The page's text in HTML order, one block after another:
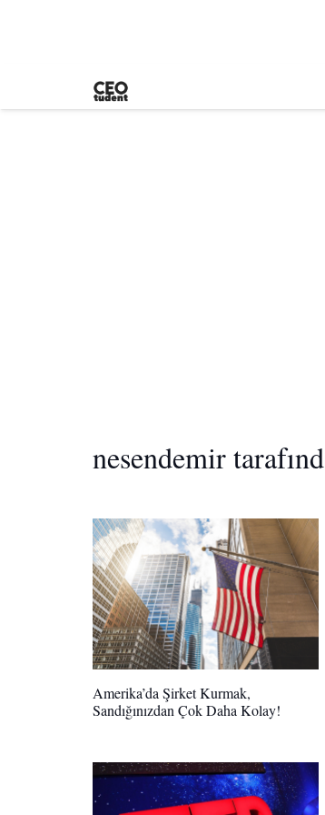
nesendemir
Amerika’da Şirket Kurmak,
Sandığınızdan Çok Daha Kolay!